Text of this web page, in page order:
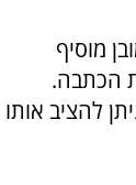
מוסיף
הכתבה.
להציב אותו